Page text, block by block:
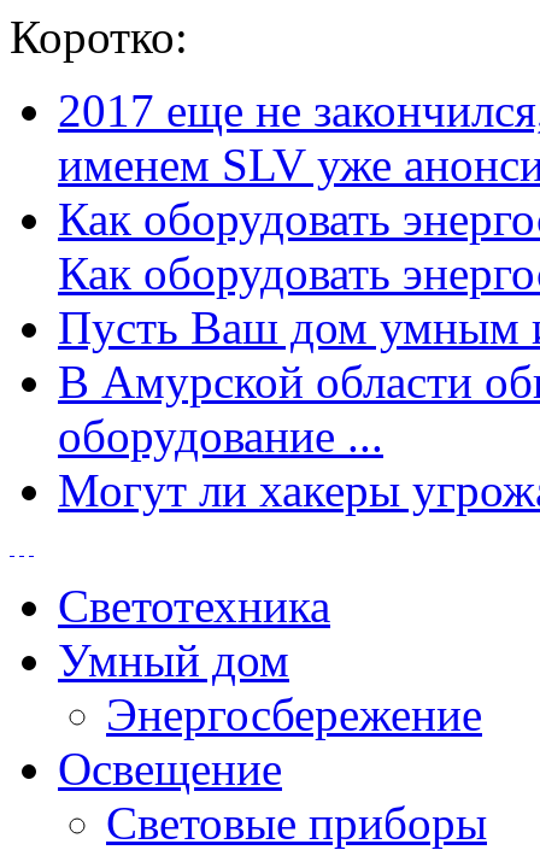
Коротко:
2017 еще не
именем SLV уже
Как оборудовать
Как оборудовать
Пусть Ваш дом умным
В Амурской области
оборудование ...
Могут ли хакеры
Светотехника
Умный дом
Энергосбережение
Освещение
Световые приборы